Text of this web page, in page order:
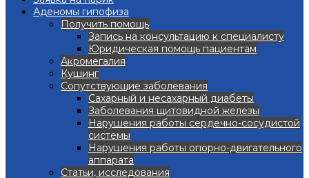
Аденомы гипофиза
Получить помощь
Запись на консультацию к специалисту
Юридическая помощь пациентам
Акромегалия
Кушинг
Сопутствующие заболевания
Сахарный и несахарный диабеты
Заболевания щитовидной железы
Нарушения работы сердечно-сосудистой
системы
Нарушения работы опорно-двигательного
аппарата
Статьи, исследования